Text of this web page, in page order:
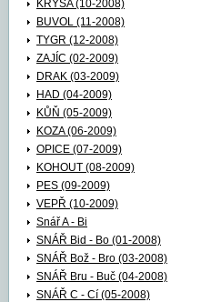
KRYSA (10-2008)
BUVOL (11-2008)
TYGR (12-2008)
ZAJÍC (02-2009)
DRAK (03-2009)
HAD (04-2009)
KŮŇ (05-2009)
KOZA (06-2009)
OPICE (07-2009)
KOHOUT (08-2009)
PES (09-2009)
VEPŘ (10-2009)
Snář A - Bi
SNÁŘ Bid - Bo (01-2008)
SNÁŘ Bož - Bro (03-2008)
SNÁŘ Bru - Buč (04-2008)
SNÁŘ C - Cí (05-2008)